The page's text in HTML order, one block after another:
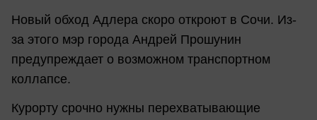
Новый обход Адлера скоро откроют в Сочи. Из-
за этого мэр города Андрей Прошунин
предупреждает о возможном транспортном
коллапсе.
Курорту срочно нужны перехватывающие